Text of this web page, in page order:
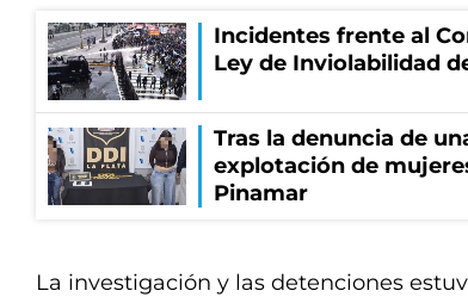
Incidentes frente al
Ley de Inviolabilidad
Tras la denuncia de
explotación de
Pinamar
La investigación y las detenciones